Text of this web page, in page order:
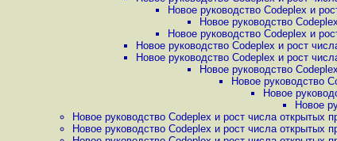
Новое руководство Codeplex и
Новое руководство
Новое руководство Codeplex и
Новое руководство Codeplex и рост
Новое руководство Codeplex и рост
Новое руководство
Новое руководство
Новое
Новое
Новое руководство Codeplex и рост числа открытых
Новое руководство Codeplex и рост числа открытых